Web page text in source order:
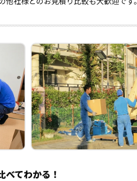
べてわかる！